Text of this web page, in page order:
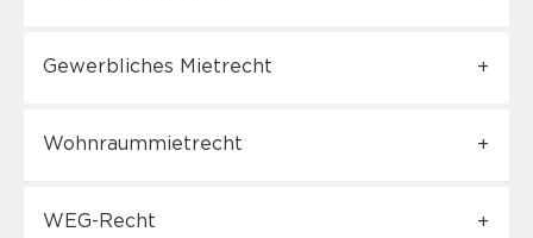
Gewerbliches Mietrecht
Wohnraummietrecht
WEG-Recht